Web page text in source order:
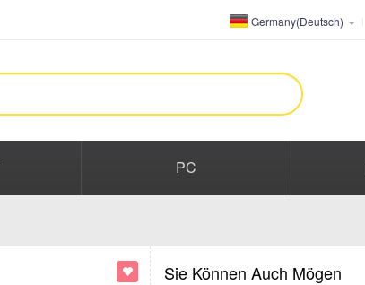
Germany(Deutsch)
PC
Sie Können Auch Mögen